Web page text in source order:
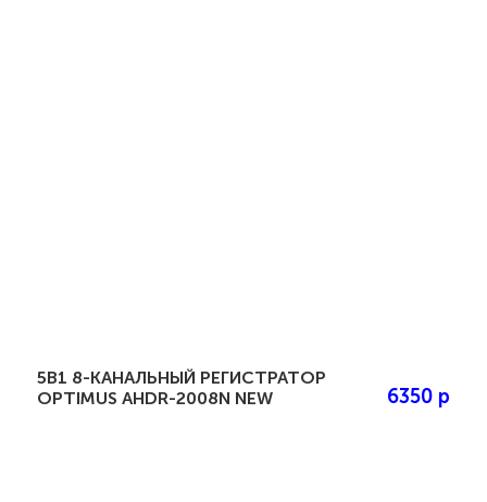
5В1 8-КАНАЛЬНЫЙ РЕГИСТРАТОР
OPTIMUS AHDR-2008N NEW
6350 р